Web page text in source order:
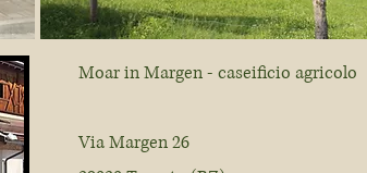
Moar in Margen - caseificio agricolo
Via Margen 26